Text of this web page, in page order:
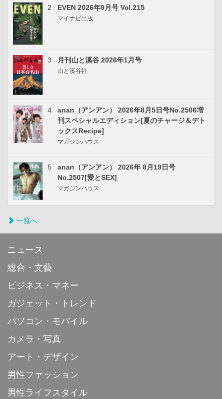
2 EVEN 2026年9月号 Vol.215
マイナビ出版
3 月刊山と溪谷 2026年1月号
山と溪谷社
4
anan（アンアン） 2026年8月5日号No.2506増
刊スペシャルエディション[夏のチャージ＆デト
ックスRecipe]
マガジンハウス
5
anan（アンアン） 2026年 8月19日号
No.2507[愛とSEX]
マガジンハウス
一覧へ
ニュース
総合・文藝
ビジネス・マネー
ガジェット・トレンド
パソコン・モバイル
カメラ・写真
アート・デザイン
男性ファッション
男性ライフスタイル